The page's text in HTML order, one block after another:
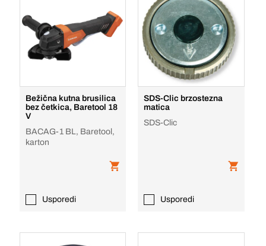
Bežična kutna brusilica
bez četkica, Baretool 18
V
BACAG-1 BL, Baretool,
karton
Usporedi
SDS-Clic brzostezna
matica
SDS-Clic
Usporedi